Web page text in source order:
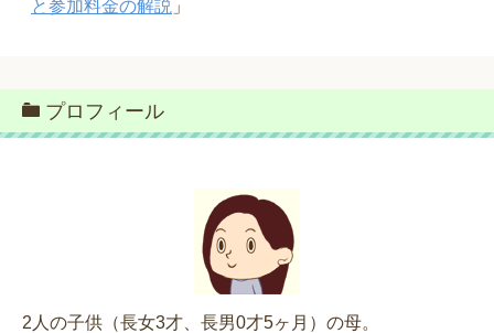
と参加料金の解説 」
プロフィール
2人の子供（長女3才、長男0才5ヶ月）の母。